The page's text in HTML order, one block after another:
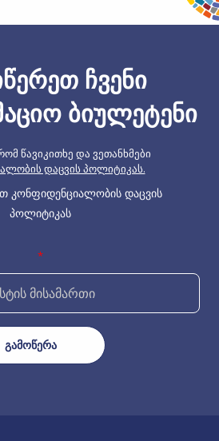
ჩვენი
ბიულეტენი
წავიკითხე და ვეთანხმები
დაცვის პოლიტიკას.
კონფიდენციალობის დაცვის
პოლიტიკას